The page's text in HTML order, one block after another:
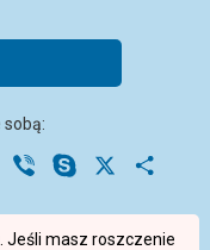
sobą:
VK Viber Skype
Jeśli masz roszczenie